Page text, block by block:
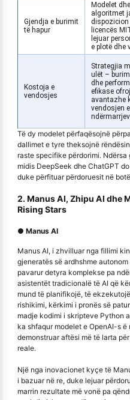
Gjendja e burimit
të hapur
Modelet dhe
algoritmet
dispozicion
licencës
lejuar
e plotë dhe
Kostoja e
vendosjes
Strategjia
ulët –
dhe
efikase
avantazhe
vendosjen e
Të dy modelet përfaqësojnë
dallimet e tyre theksojnë
raste specifike përdorimi.
midis DeepSeek dhe ChatGPT
duke përfituar përdoruesit në
2. Manus AI, Zhipu AI dhe
Rising Stars
● Manus AI
Manus AI, i zhvilluar nga fillimi
gjeneratës së ardhshme
pavarur detyra komplekse pa
asistentët tradicionalë të AI që
mund të planifikojë, të
rishikimi, kërkimi i pronës së
madje kodimi i skripteve Python
ka shfaqur modelet e OpenAI-s
demonstruar aftësi më të larta
reale.
Një nga inovacionet kyçe të
i bazuar në re, duke lejuar
marrin rezultate më vonë pa